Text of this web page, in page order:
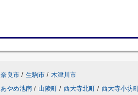
奈良市 / 生駒市 / 木津川市
あやめ池南 / 山陵町 / 西大寺北町 / 西大寺小坊